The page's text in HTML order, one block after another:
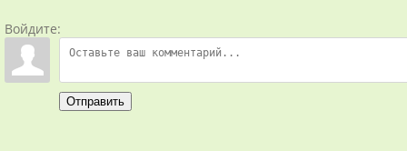
Войдите:
Отправить